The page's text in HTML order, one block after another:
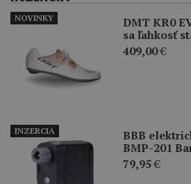
DMT KR0
sa ľahkosť
409,00€
NOVINKY
BBB
BMP-201
79,95€
INZERCIA